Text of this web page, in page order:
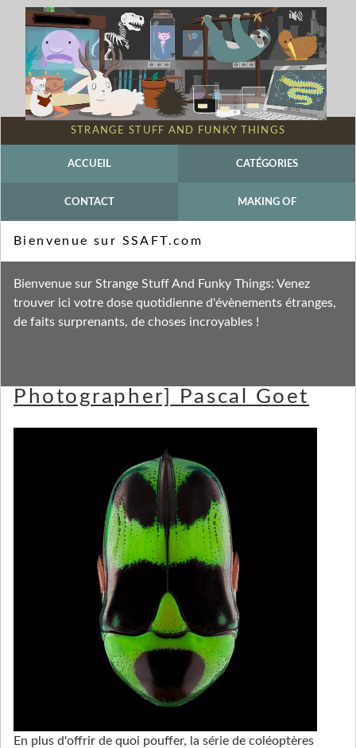
STRANGE STUFF AND FUNKY THINGS
ACCUEIL CATÉGORIES
CONTACT MAKING OF
Fil des commentaires
Photographer] Pascal Goet
En plus d'offrir de quoi pouffer, la série de coléoptères
Bienvenue sur SSAFT.com
Bienvenue sur Strange Stuff And Funky Things: Venez
trouver ici votre dose quotidienne d'évènements étranges,
de faits surprenants, de choses incroyables !